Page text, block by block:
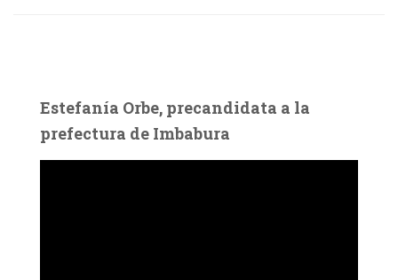
Estefanía Orbe, precandidata a la
prefectura de Imbabura